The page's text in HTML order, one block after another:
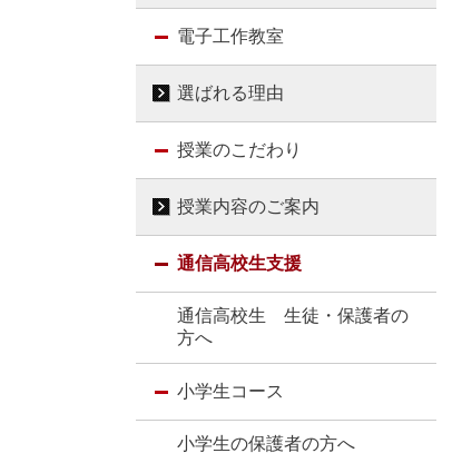
電子工作教室
選ばれる理由
授業のこだわり
授業内容のご案内
通信高校生支援
通信高校生 生徒・保護者の
方へ
小学生コース
小学生の保護者の方へ